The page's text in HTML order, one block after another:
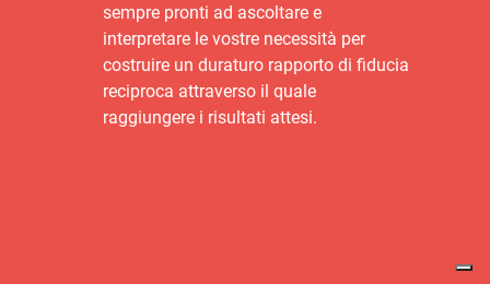
sempre pronti ad ascoltare e
interpretare le vostre necessità per
costruire un duraturo rapporto di fiducia
reciproca attraverso il quale
raggiungere i risultati attesi.